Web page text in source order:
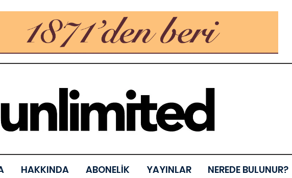
HAKKINDA ABONELİK YAYINLAR NEREDE BULUNUR?